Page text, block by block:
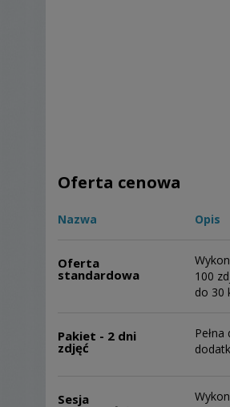
Oferta cenowa
Nazwa Opis
Oferta
standardowa
100
do 30
Pakiet - 2 dni
zdjęć
Sesja